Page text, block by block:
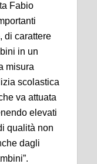
Fabio
di carattere
in un
misura
scolastica
va attuata
elevati
qualità non
dagli